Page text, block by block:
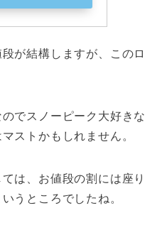
が結構しますが、このロ
でスノーピーク大好きな
ストかもしれません。
は、お値段の割には座り
うところでしたね。